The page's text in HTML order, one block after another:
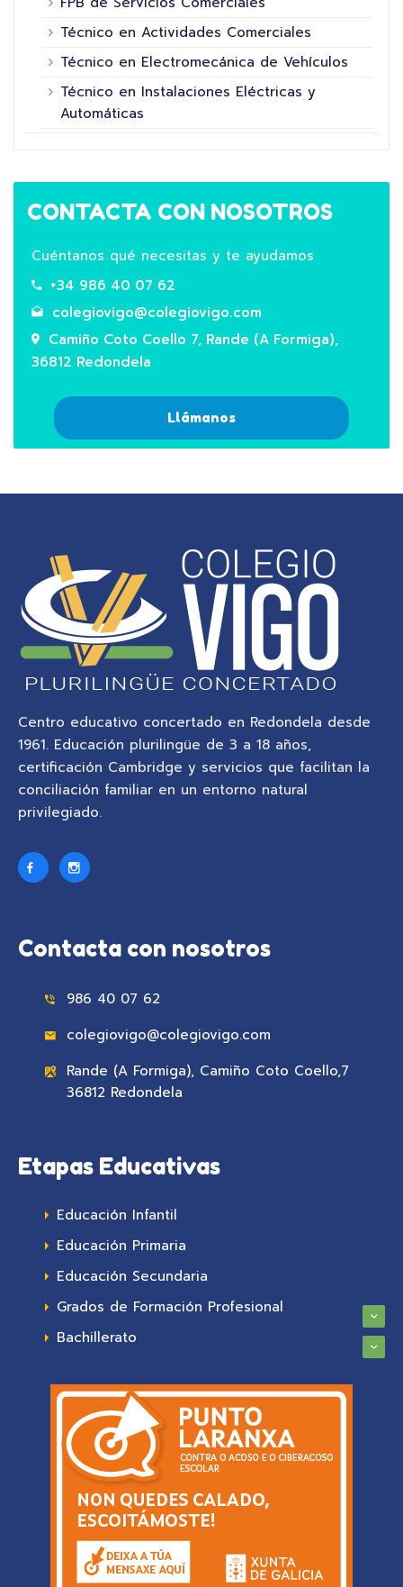
Técnico en Actividades Comerciales
Técnico en Electromecánica de Vehículos
Técnico en Instalaciones Eléctricas y
Automáticas
CONTACTA CON NOSOTROS
Cuéntanos qué necesitas y te ayudamos
+34 986 40 07 62
colegiovigo@colegiovigo.com
Camiño Coto Coello 7, Rande (A Formiga),
36812 Redondela
Llámanos
Centro educativo concertado en Redondela desde
1961. Educación plurilingüe de 3 a 18 años,
certificación Cambridge y servicios que facilitan la
conciliación familiar en un entorno natural
privilegiado.
Contacta con nosotros
986 40 07 62
colegiovigo@colegiovigo.com
Rande (A Formiga), Camiño Coto Coello,7
36812 Redondela
Etapas Educativas
Educación Infantil
Educación Primaria
Educación Secundaria
Grados de Formación Profesional
Bachillerato